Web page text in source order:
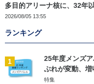
多目的アリーナ核に、32年
2026/08/05 13:55
ランキング
1
25年度メンズ
ぶれが変動、
特集